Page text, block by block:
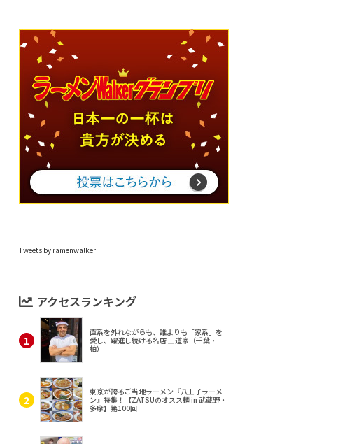
Tweets by ramenwalker
アクセスランキング
直系を外れながらも、誰よりも「家系」を
愛し、躍進し続ける名店 王道家（千葉・
柏）
東京が誇るご当地ラーメン『八王子ラーメ
ン』特集！【ZATSUのオスス麺 in 武蔵野・
多摩】第100回